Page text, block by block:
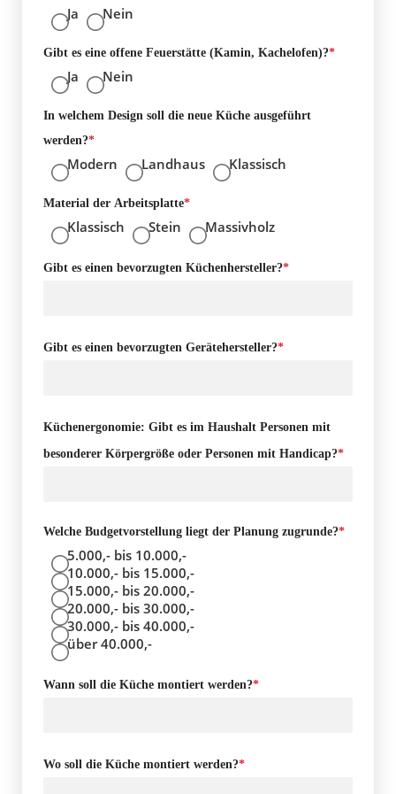
Ja Nein
Gibt es eine offene Feuerstätte (Kamin, Kachelofen)?*
Ja Nein
In welchem Design soll die neue Küche ausgeführt
werden?*
Modern Landhaus Klassisch
Material der Arbeitsplatte*
Klassisch Stein Massivholz
Gibt es einen bevorzugten Küchenhersteller?*
Gibt es einen bevorzugten Gerätehersteller?*
Küchenergonomie: Gibt es im Haushalt Personen mit
besonderer Körpergröße oder Personen mit Handicap?*
Welche Budgetvorstellung liegt der Planung zugrunde?*
5.000,- bis 10.000,-
10.000,- bis 15.000,-
15.000,- bis 20.000,-
20.000,- bis 30.000,-
30.000,- bis 40.000,-
über 40.000,-
Wann soll die Küche montiert werden?*
Wo soll die Küche montiert werden?*